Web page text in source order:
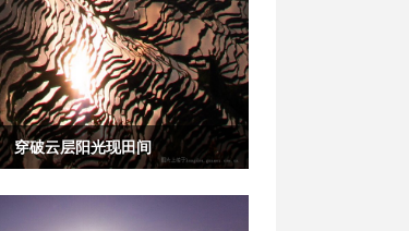
穿破云层阳光现田间